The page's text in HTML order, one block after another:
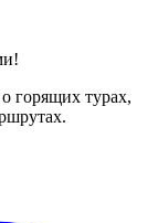
горящих турах,